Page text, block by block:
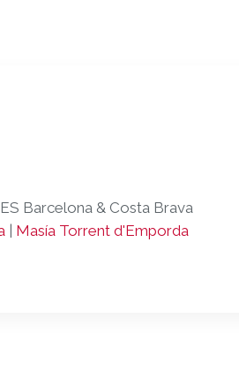
Barcelona & Costa Brava
Masía Torrent d'Emporda